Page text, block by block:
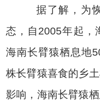
据了解，为恢
态，自2005年起，
海南长臂猿栖息地
株长臂猿喜食的乡
影响，海南长臂猿